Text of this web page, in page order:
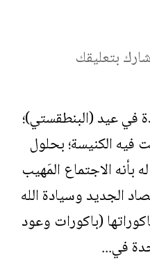
بتعليقك
في عيد (البنطقستي)؛
الكنيسة؛ بحلول
بأنه الاجتماع المَهيب
الجديد وسيادة الله
(باكورات وعود
في...